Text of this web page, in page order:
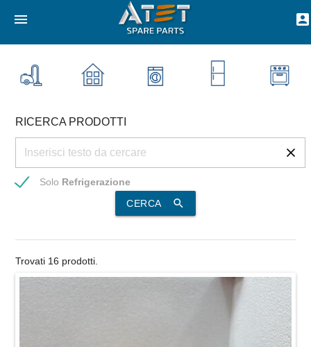
menu account_box
RICERCA PRODOTTI
Solo Refrigerazione
CERCA
search
Trovati 16 prodotti.